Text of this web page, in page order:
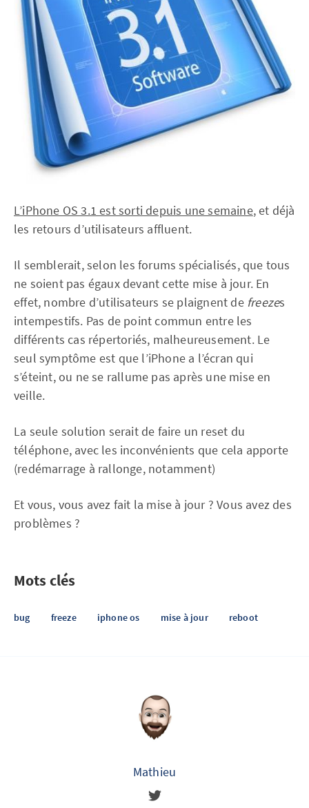
L’iPhone OS 3.1 est sorti depuis une semaine, et déjà
les retours d’utilisateurs affluent.
Il semblerait, selon les forums spécialisés, que tous
ne soient pas égaux devant cette mise à jour. En
effet, nombre d’utilisateurs se plaignent de freezes
intempestifs. Pas de point commun entre les
différents cas répertoriés, malheureusement. Le
seul symptôme est que l’iPhone a l’écran qui
s’éteint, ou ne se rallume pas après une mise en
veille.
La seule solution serait de faire un reset du
téléphone, avec les inconvénients que cela apporte
(redémarrage à rallonge, notamment)
Et vous, vous avez fait la mise à jour ? Vous avez des
problèmes ?
Mots clés
bug freeze iphone os mise à jour reboot
Mathieu